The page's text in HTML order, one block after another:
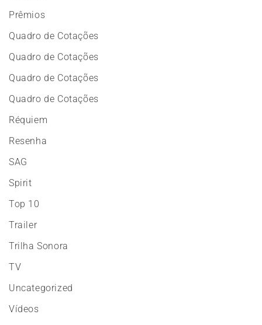
Prêmios
Quadro de Cotações
Quadro de Cotações
Quadro de Cotações
Quadro de Cotações
Réquiem
Resenha
SAG
Spirit
Top 10
Trailer
Trilha Sonora
TV
Uncategorized
Vídeos